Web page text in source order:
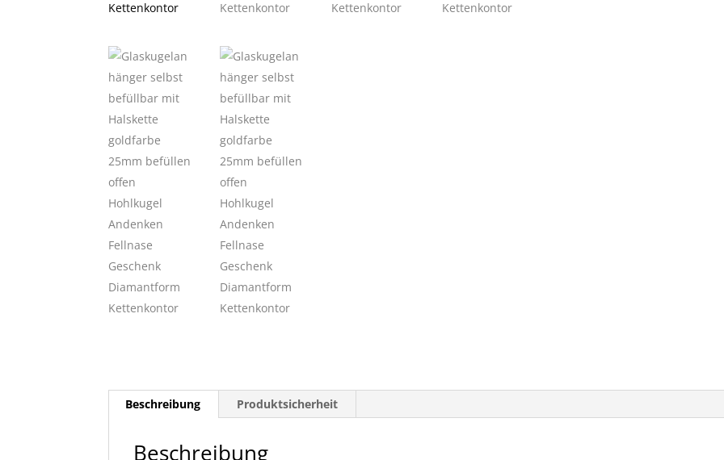
Beschreibung Produktsicherheit
Beschreibung